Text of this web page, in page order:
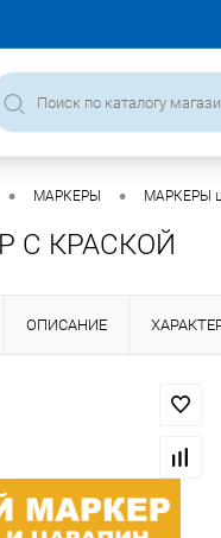
• МАРКЕРЫ • МАРКЕРЫ
С КРАСКОЙ
ОПИСАНИЕ